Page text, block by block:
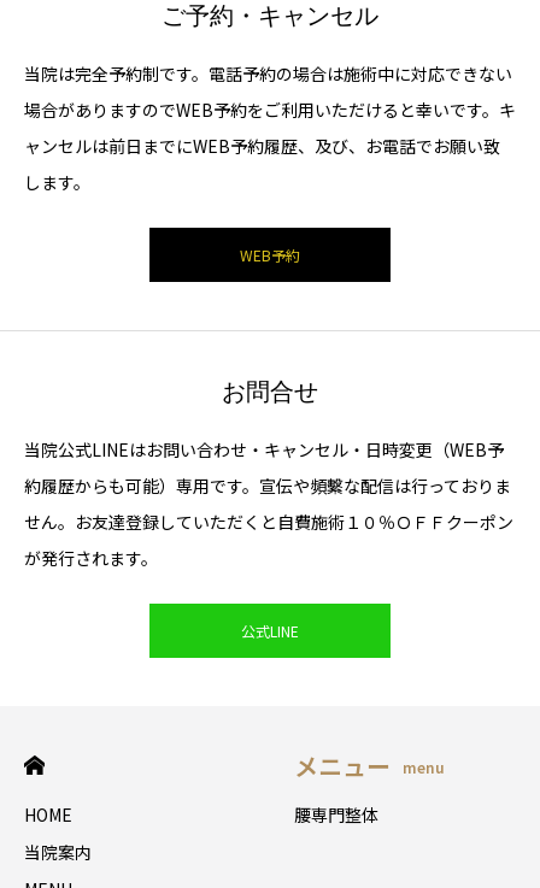
ご予約・キャンセル
当院は完全予約制です。電話予約の場合は施術中に対応できない
場合がありますのでWEB予約をご利用いただけると幸いです。キ
ャンセルは前日までにWEB予約履歴、及び、お電話でお願い致
します。
WEB予約
お問合せ
当院公式LINEはお問い合わせ・キャンセル・日時変更（WEB予
約履歴からも可能）専用です。宣伝や頻繫な配信は行っておりま
せん。お友達登録していただくと自費施術１０％ＯＦＦクーポン
が発行されます。
公式LINE
HOME
当院案内
メニュー menu
腰専門整体